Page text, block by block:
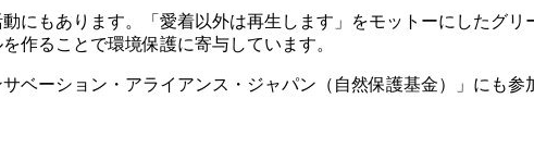
にもあります。
「愛着以外は再生します」をモットーにしたグ
作ることで環境保護に寄与しています。
ベーション・アライアンス・ジャパン（自然保護基金）」にも参